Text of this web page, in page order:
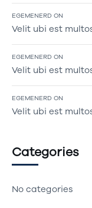
EGEMENERD ON
Velit ubi est
EGEMENERD ON
Velit ubi est
EGEMENERD ON
Velit ubi est
Categories
No categories